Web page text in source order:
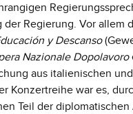
Regierung. Vor allem
y Descanso
Nazionale Dopolavoro
aus italienischen
war es,
Teil der